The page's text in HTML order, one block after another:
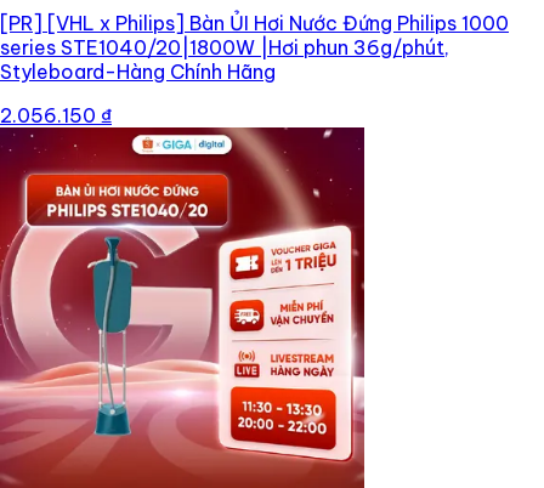
[PR] [VHL x Philips] Bàn ỦI Hơi Nước Đứng Philips 1000
series STE1040/20|1800W |Hơi phun 36g/phút,
Styleboard-Hàng Chính Hãng
2.056.150 ₫